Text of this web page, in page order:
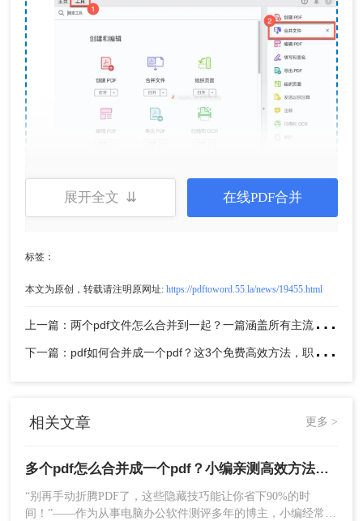
调整文件顺序：通过拖动文件列表中的项目，
自定义合并顺序。
展开全文 ⇊ 在线PDF合并
标签：
本文为原创，转载请注明原网址: https://pdftoword.55.la/news/19455.html
上
一篇：两个pdf文件怎么合并到一起？一篇涵盖所有主流方法的终极指南！
下
一篇：pdf如何合并成一个pdf？这3个免费高效方法，职场人必须掌握！
相关文章 更多 >
多个pdf怎么合并成一个pdf？小编亲测高效方法大公开！
“别再手动折腾PDF了，这些隐藏技巧能让你省下90%的时
间！”——作为从事电脑办公软件测评多年的博主，小编经常收